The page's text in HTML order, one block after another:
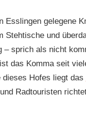
gelegene
Stehtische und
sprich als nicht
das Komma seit
Hofes liegt das
Radtouristen